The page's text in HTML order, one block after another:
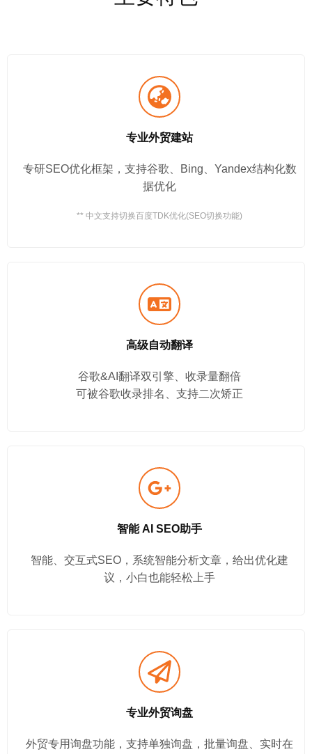
专业外贸建站
专研SEO优化框架，支持谷歌、Bing、Yandex结构化数
据优化
** 中文支持切换百度TDK优化(SEO切换功能)
高级自动翻译
谷歌&AI翻译双引擎、收录量翻倍
可被谷歌收录排名、支持二次矫正
智能 AI SEO助手
智能、交互式SEO，系统智能分析文章，给出优化建
议，小白也能轻松上手
专业外贸询盘
外贸专用询盘功能，支持单独询盘，批量询盘、实时在